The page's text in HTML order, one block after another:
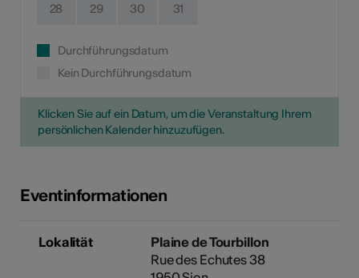
28 29 30 31
Durchführungsdatum
Kein Durchführungsdatum
Klicken Sie auf ein Datum, um die Veranstaltung Ihrem
persönlichen Kalender hinzuzufügen.
Eventinformationen
Lokalität
Plaine de Tourbillon
Rue des Echutes 38